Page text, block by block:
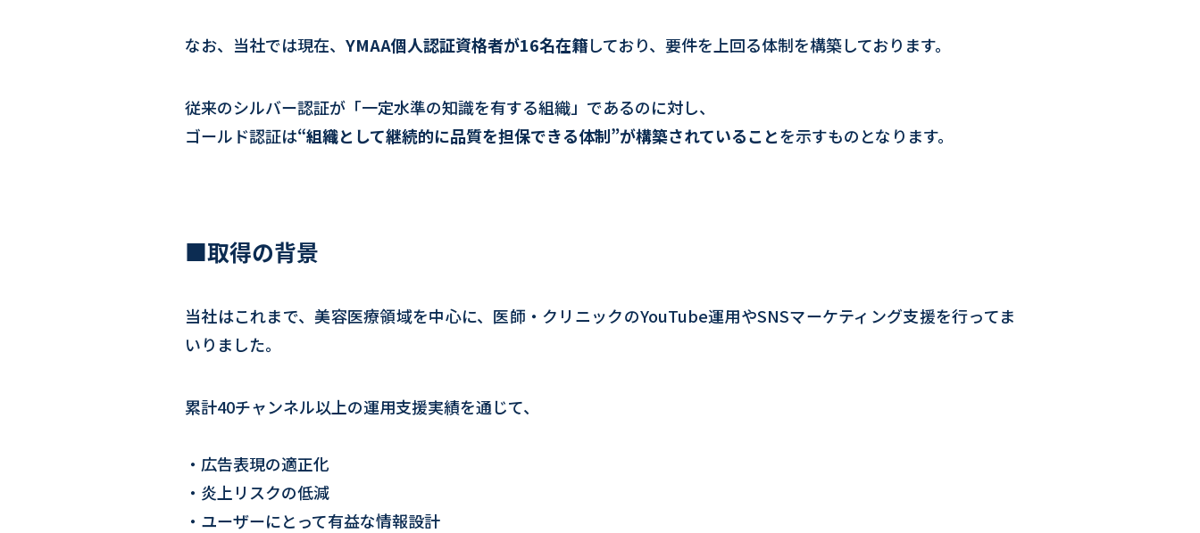
なお、当社では現在、 YMAA個人認証資格者が16名在籍しており、要件を上回る体制を構築しております。
従来のシルバー認証が「一定水準の知識を有する組織」であるのに対し、
ゴールド認証は“組織として継続的に品質を担保できる体制”が構築されていることを示すものとなります。
■取得の背景
当社はこれまで、美容医療領域を中心に、医師・クリニックのYouTube運用やSNSマーケティング支援を行ってま
いりました。
累計40チャンネル以上の運用支援実績を通じて、
・広告表現の適正化
・炎上リスクの低減
・ユーザーにとって有益な情報設計